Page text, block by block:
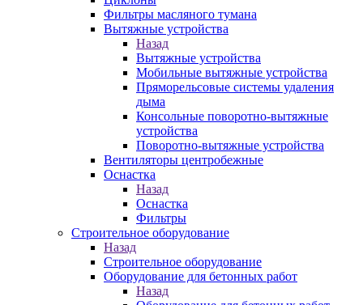
Фильтры масляного тумана
Вытяжные устройства
Назад
Вытяжные устройства
Мобильные вытяжные устройства
Пряморельсовые системы удаления
дыма
Консольные поворотно-вытяжные
устройства
Поворотно-вытяжные устройства
Вентиляторы центробежные
Оснастка
Назад
Оснастка
Фильтры
Строительное оборудование
Назад
Строительное оборудование
Оборудование для бетонных работ
Назад